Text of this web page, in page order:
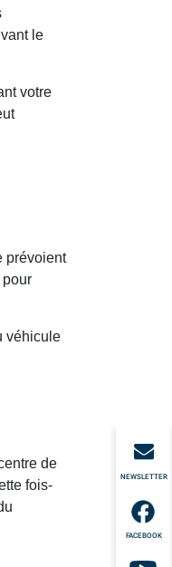
NEWSLETTER
FACEBOOK
le
votre
prévoient
pour
véhicule
de
fois-